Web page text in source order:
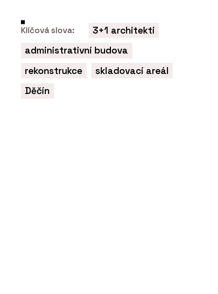
Sametový vinyl Flotex - Forbo
Klíčová slova:
3+1 architekti
administrativní budova
rekonstrukce
skladovací areál
Děčín